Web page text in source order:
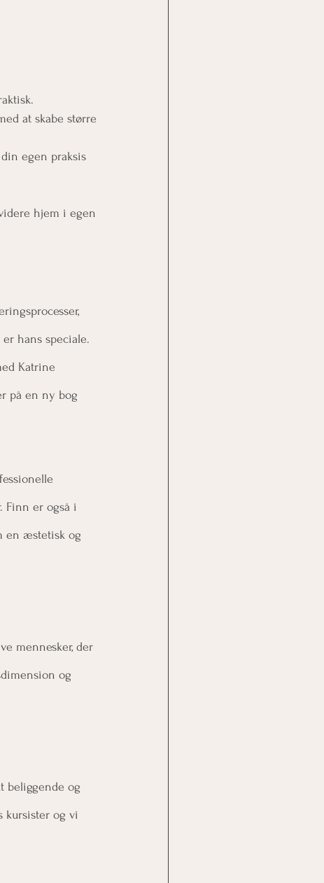
at skabe større
egen praksis
hjem i egen
hans speciale.
Katrine
på en ny bog
Finn er også i
en æstetisk og
mennesker, der
og
beliggende og
kursister og vi